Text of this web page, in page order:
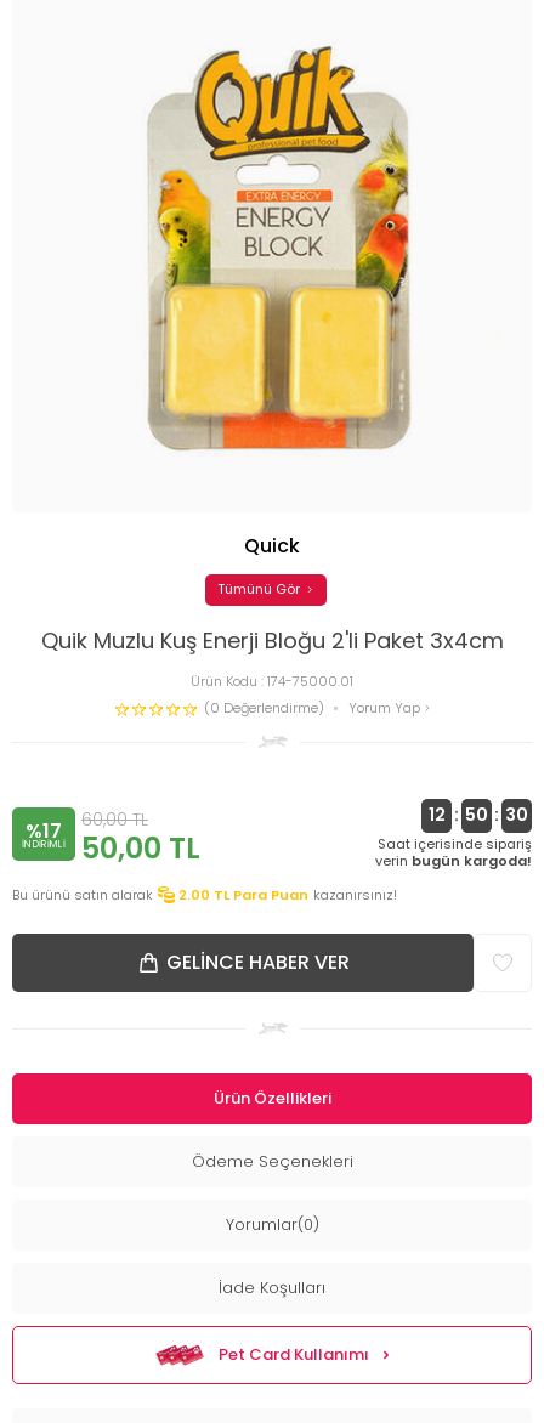
Quik Muzlu Kuş Enerji Bloğu 2'li Paket 3x4cm
Ürün Kodu :174-75000.01
(0 Değerlendirme)
Yorum Yap
Quick
Tümünü Gör
%17
INDIRIMLI
60,00TL
50,00 TL
12 : 50 : 30
Saat içerisinde sipariş
verin bugün kargoda!
Bu ürünü satın alarak
2.00 TL Para Puan kazanırsınız!
GELINCE HABER VER
Ürün Özellikleri
Ödeme Seçenekleri
Yorumlar(0)
İade Koşulları
Pet Card Kullanımı